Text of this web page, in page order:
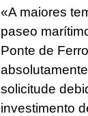
«A maiores
paseo
Ponte de
solicitude
investimento